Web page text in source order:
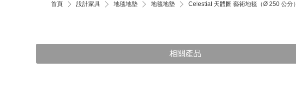
首頁 設計家具 地毯地墊 地毯地墊 Celestial 天體圖 藝術地毯（Ø 250 公分）
相關產品